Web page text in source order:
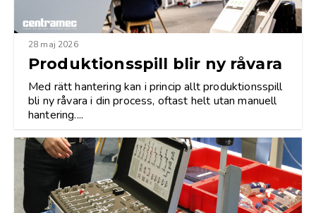
28 maj 2026
Produktionsspill blir ny råvara
Med rätt hantering kan i princip allt produktionsspill
bli ny råvara i din process, oftast helt utan manuell
hantering....